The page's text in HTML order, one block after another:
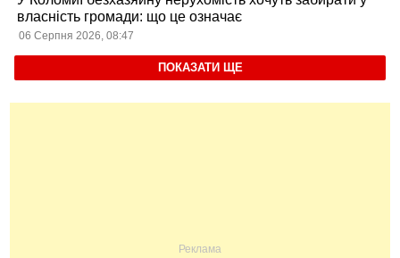
власність громади: що це означає
06 Серпня 2026, 08:47
ПОКАЗАТИ ЩЕ